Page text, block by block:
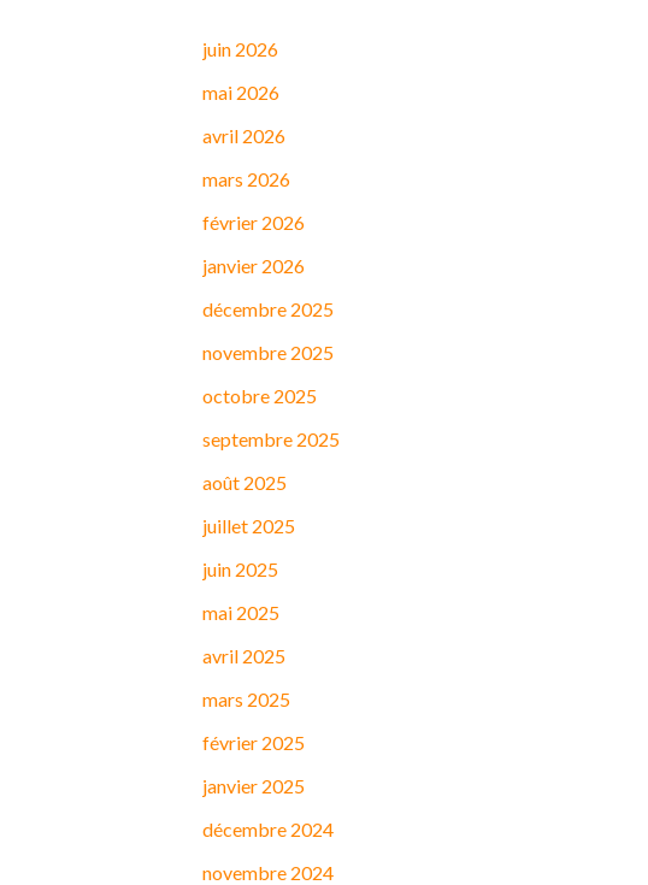
juin 2026
mai 2026
avril 2026
mars 2026
février 2026
janvier 2026
décembre 2025
novembre 2025
octobre 2025
septembre 2025
août 2025
juillet 2025
juin 2025
mai 2025
avril 2025
mars 2025
février 2025
janvier 2025
décembre 2024
novembre 2024